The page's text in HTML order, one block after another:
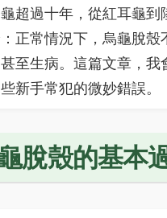
超過十年，從紅耳龜
正常情況下，烏龜脫殼
至生病。這篇文章，
新手常犯的微妙錯誤。
脫殼的基本